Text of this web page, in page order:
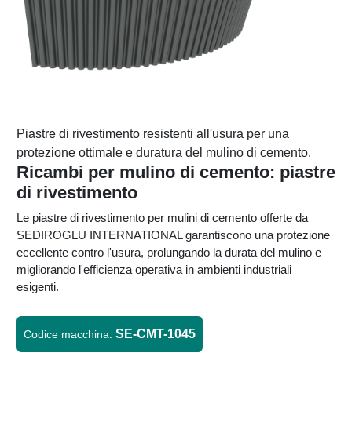
Piastre di rivestimento resistenti all'usura per una
protezione ottimale e duratura del mulino di cemento.
Ricambi per mulino di cemento: piastre
di rivestimento
Le piastre di rivestimento per mulini di cemento offerte da
SEDIROGLU INTERNATIONAL garantiscono una protezione
eccellente contro l'usura, prolungando la durata del mulino e
migliorando l'efficienza operativa in ambienti industriali
esigenti.
Codice macchina: SE-CMT-1045